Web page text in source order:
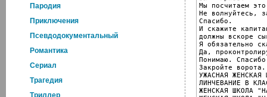
Пародия
Приключения
Псевдодокументальный
Романтика
Cериал
Трагедия
Триллер
Мы посчитаем
Не волнуйтесь,
Спасибо.
И скажите
должны вскоре
Я обязательно
Да,
Понимаю.
Закройте ворота.
УЖАСНАЯ ЖЕНСКАЯ
ЛИНЧЕВАНИЕ В
ЖЕНСКАЯ ШКОЛА